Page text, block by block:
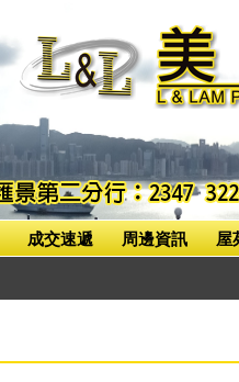
成交速遞 周邊資訊 屋